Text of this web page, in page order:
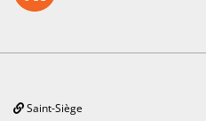
Saint-Siège